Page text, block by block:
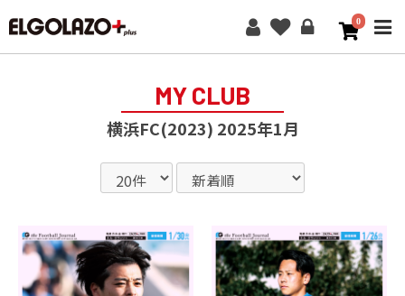
0
MY CLUB
横浜FC(2023) 2025年1月